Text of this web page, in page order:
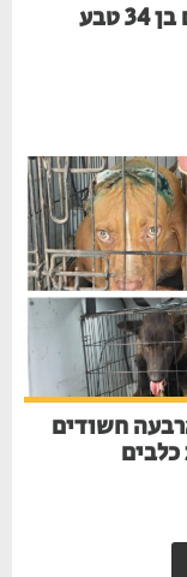
טרגדיה בקפריסין: תושב ירושלים בן 34 טבע
חשודים
כלבים